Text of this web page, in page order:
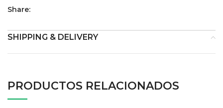
Share:
SHIPPING & DELIVERY
PRODUCTOS RELACIONADOS